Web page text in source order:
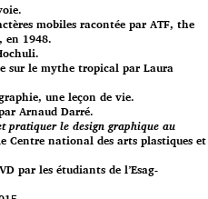
mobiles racontée par ATF, the
en 1948.
sur le mythe tropical par Laura
une leçon de vie.
Arnaud Darré.
pratiquer le design graphique au
Centre national des arts plastiques et
par les étudiants de l’Esag-